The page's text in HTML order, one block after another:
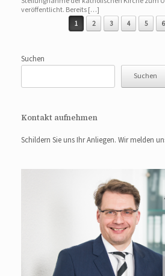
veröffentlicht. Bereits […]
Beitragsnavigation
1 2 3 4 5 6
Suchen
Suchen
Kontakt aufnehmen
Schildern Sie uns Ihr Anliegen. Wir melden